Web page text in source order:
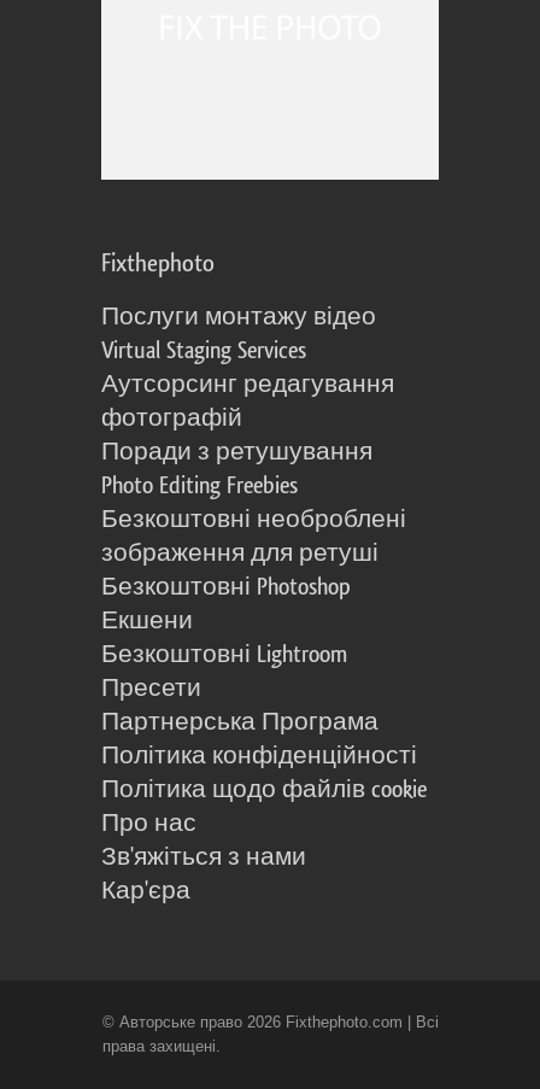
Fixthephoto
Послуги монтажу відео
Virtual Staging Services
Аутсорсинг редагування
фотографій
Поради з ретушування
Photo Editing Freebies
Безкоштовні необроблені
зображення для ретуші
Безкоштовні Photoshop
Екшени
Безкоштовні Lightroom
Пресети
Партнерська Програма
Політика конфіденційності
Політика щодо файлів cookie
Про нас
Зв'яжіться з нами
Кар'єра
© Авторське право 2026 Fixthephoto.com | Всі
права захищені.